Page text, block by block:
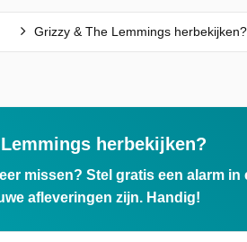
Grizzy & The Lemmings herbekijken?
herbekijken?
missen? Stel gratis een alarm in
afleveringen zijn. Handig!